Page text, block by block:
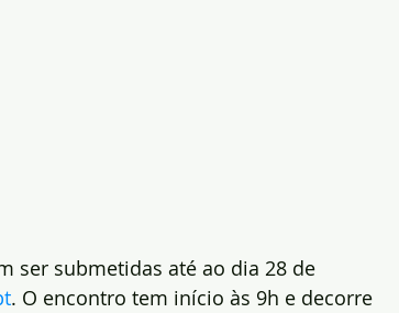
ser submetidas até ao dia 28 de
. O encontro tem início às 9h e decorre